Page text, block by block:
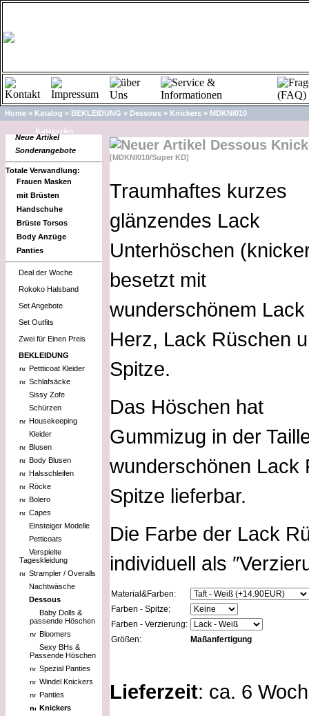
Home » Katalog » BEKLEIDUNG » Dessous » Knickers » MDKNI010
Kategorien
Neue Artikel
Sonderangebote
Totale Verwandlung:
Frauen Masken
mit Brüsten
Handschuhe
Brüste Torsos
Body Anzüge
Panties
Deal der Woche
Rokoko Halsband
Set Angebote
Set Outfits
Zwei für Einen Preis
BEKLEIDUNG
Pettticoat Kleider
Schlafsäcke
Sissy Zofe
Schürzen
Housekeeping
Kleider
Blusen
Body Blusen
Halsschleifen
Röcke
Bolero
Capes
Einsteiger Modelle
Petticoats
Verspielte
Tageskleidung
Strampler / Overalls
Nachtwäsche
Dessous
Baby Dolls &
passende Höschen
Bloomers
Sexy BHs &
Passende Höschen
Spezial Panties
Windel Knickers
Panties
Knickers
Dessous
[MDKNI010/Super KD]
Traumhaftes kurzes
glänzendes Lack
Unterhöschen
besetzt mit
wunderschönem Lack
Herz, Lack Rüschen
Spitze.
Das Höschen hat
Gummizug in der
wunderschönen Lack
Spitze lieferbar.
Die Farbe der Lack
individuell als
Material&Farben:
Farben - Spitze:
Farben - Verzierung:
Größen:
Maßanfertigung
Lieferzeit: ca. 6